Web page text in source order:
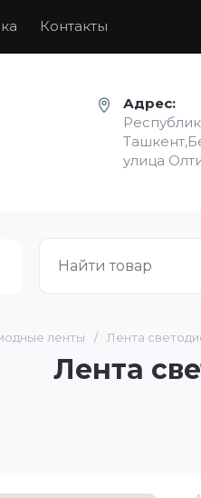
Контакты
Адрес:
улица
ленты / Лента
Лента